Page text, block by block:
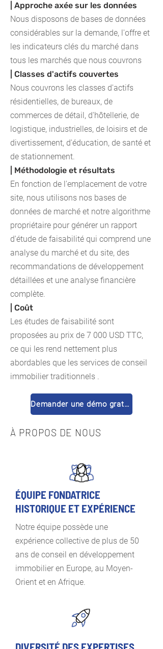
| Approche axée sur les données
Nous disposons de bases de données
considérables sur la demande, l'offre et
les indicateurs clés du marché dans
tous les marchés que nous couvrons
| Classes d'actifs couvertes
Nous couvrons les classes d'actifs
résidentielles, de bureaux, de
commerces de détail, d'hôtellerie, de
logistique, industrielles, de loisirs et de
divertissement, d'éducation, de santé et
de stationnement.
| Méthodologie et résultats
En fonction de l'emplacement de votre
site, nous utilisons nos bases de
données de marché et notre algorithme
propriétaire pour générer un rapport
d'étude de faisabilité qui comprend une
analyse du marché et du site, des
recommandations de développement
détaillées et une analyse financière
complète.
| Coût
Les études de faisabilité sont
proposées au prix de 7 000 USD TTC,
ce qui les rend nettement plus
abordables que les services de conseil
immobilier traditionnels .
Demander une démo gratuite
À PROPOS DE NOUS
ÉQUIPE FONDATRICE
HISTORIQUE ET EXPÉRIENCE
Notre équipe possède une
expérience collective de plus de 50
ans de conseil en développement
immobilier en Europe, au Moyen-
Orient et en Afrique.